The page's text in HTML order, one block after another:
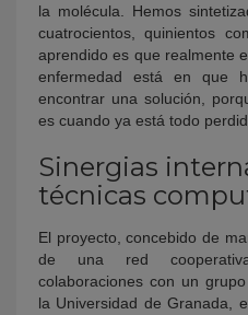
la molécula. Hemos
cuatrocientos, quinientos
aprendido es que realmente
enfermedad está en que
encontrar una solución,
es cuando ya está todo
Sinergias
técnicas
El proyecto, concebido de
de una red
colaboraciones con un
la Universidad de Granada,